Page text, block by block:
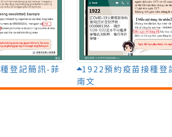
登記簡訊-菲
1922預約疫苗接種登
南文